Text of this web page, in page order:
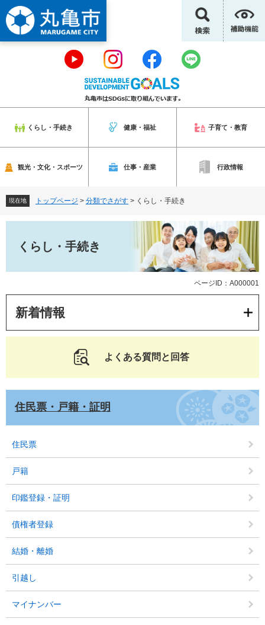
ー
ジ
の
。
ニ
ュ
ー
て
くらし・手続き 健康・福祉 子育て・教育
観光・文化・スポーツ 仕事・産業 行政情報
現在地 トップページ > 分類でさがす > くらし・手続き
くらし・手続き
ページID：A000001
新着情報
よくある質問と回答
住民票・戸籍・証明
住民票
戸籍
印鑑登録・証明
債権者登録
結婚・離婚
引越し
マイナンバー